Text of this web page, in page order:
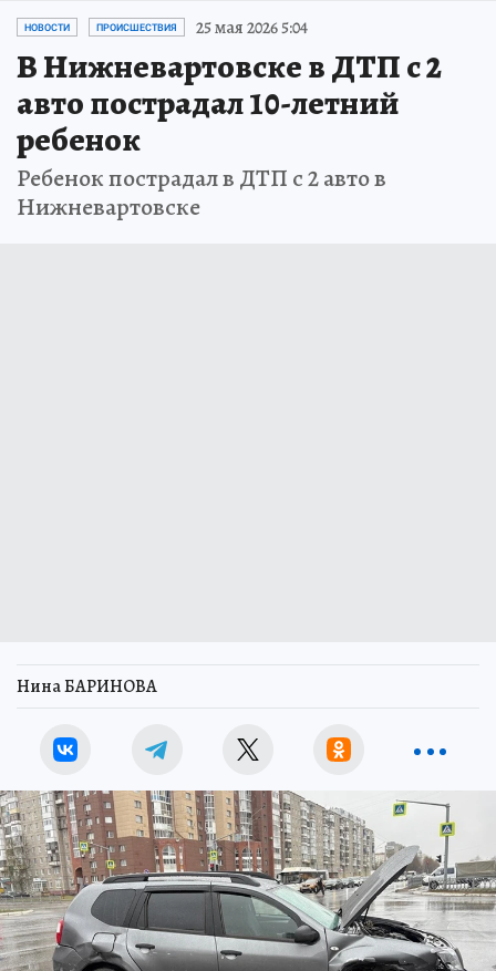
НОВОСТИ ПРОИСШЕСТВИЯ 25 мая 2026 5:04
В Нижневартовске в ДТП с 2
авто пострадал 10-летний
ребенок
Ребенок пострадал в ДТП с 2 авто в
Нижневартовске
Нина БАРИНОВА